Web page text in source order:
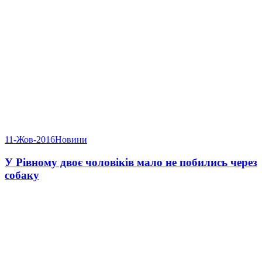
11-Жов-2016Новини
У Рівному двоє чоловіків мало не побились через
собаку